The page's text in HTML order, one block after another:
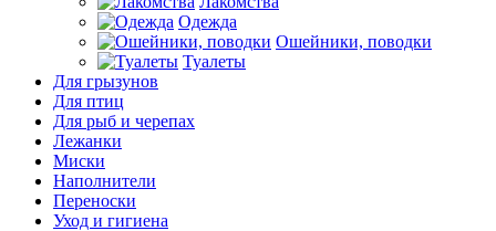
Одежда
Ошейники, поводки
Туалеты
Для грызунов
Для птиц
Для рыб и черепах
Лежанки
Миски
Наполнители
Переноски
Уход и гигиена